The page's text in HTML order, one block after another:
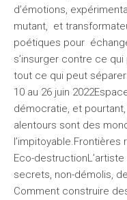
d’émotions,
mutant, et
poétiques pour
s’insurger contre ce
tout ce qui peut
10 au 26 juin
démocratie, et
alentours sont des
l’impitoyable.Frontières
Eco-
secrets, non-démolis,
Comment construire